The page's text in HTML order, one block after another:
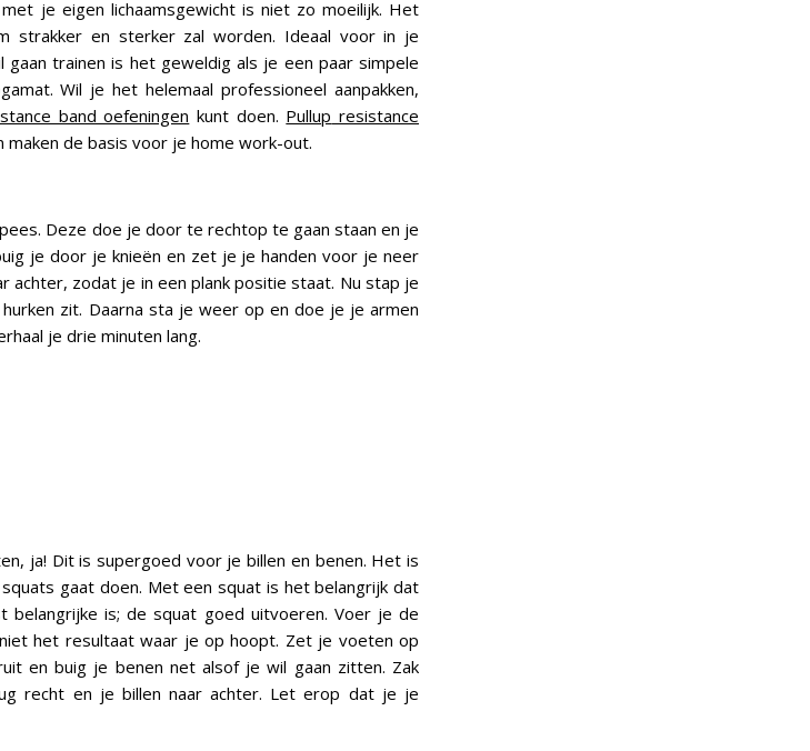
je eigen lichaamsgewicht is niet zo moeilijk. Het
strakker en sterker zal worden. Ideaal voor in je
trainen is het geweldig als je een paar simpele
Wil je het helemaal professioneel aanpakken,
band oefeningen kunt doen. Pullup resistance
de basis voor je home work-out.
Deze doe je door te rechtop te gaan staan en je
je door je knieën en zet je je handen voor je neer
achter, zodat je in een plank positie staat. Nu stap je
zit. Daarna sta je weer op en doe je je armen
je drie minuten lang.
ja! Dit is supergoed voor je billen en benen. Het is
gaat doen. Met een squat is het belangrijk dat
is; de squat goed uitvoeren. Voer je de
het resultaat waar je op hoopt. Zet je voeten op
en buig je benen net alsof je wil gaan zitten. Zak
recht en je billen naar achter. Let erop dat je je